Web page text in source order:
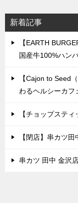
新着記事
【EARTH
国産牛100%ハン
【Cajon to Seed
わるヘルシーカフ
【チョップステ
【閉店】串カツ
串カツ 田中 金沢